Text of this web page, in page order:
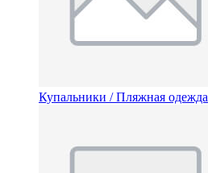
Купальники / Пляжная одежда